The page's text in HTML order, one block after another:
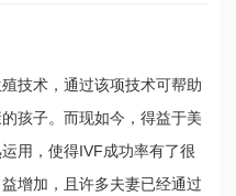
术，通过该项技术可帮助
孩子。而现如今，得益于美
用，使得IVF成功率有了很
增加，且许多夫妻已经通过